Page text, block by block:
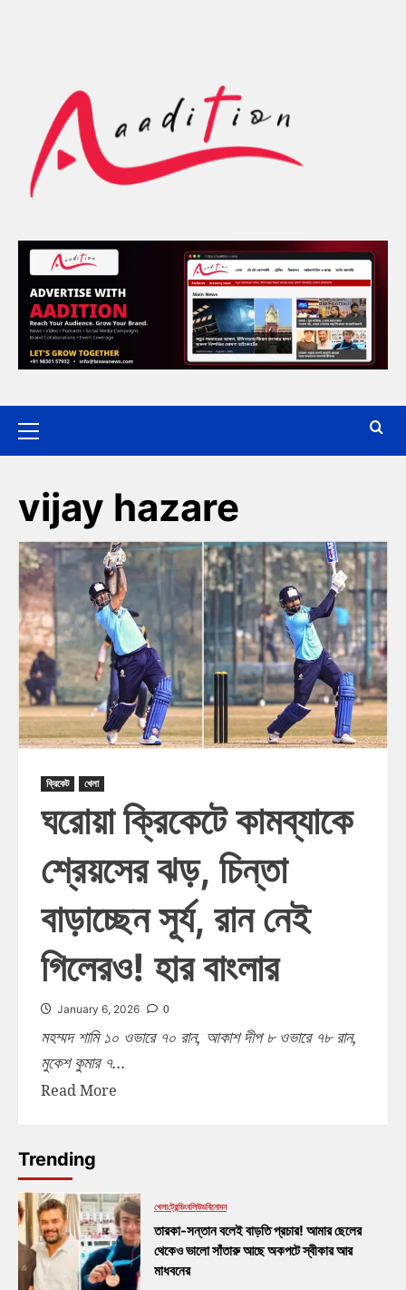
vijay hazare
ক্রিকেট খেলা
ঘরোয়া ক্রিকেটে কামব্যাকে
শ্রেয়সের ঝড়, চিন্তা
বাড়াচ্ছেন সূর্য, রান নেই
গিলেরও! হার বাংলার
January 6, 2026 0
মহম্মদ শামি ১০ ওভারে ৭০ রান, আকাশ দীপ ৮ ওভারে ৭৮ রান,
মুকেশ কুমার ৭...
Read More
Trending
খেলাট্রেন্ডিংবলিউডবিনোদন
তারকা-সন্তান বলেই বাড়তি প্রচার! আমার ছেলের
থেকেও ভালো সাঁতারু আছে অকপটে স্বীকার আর
মাধবনের